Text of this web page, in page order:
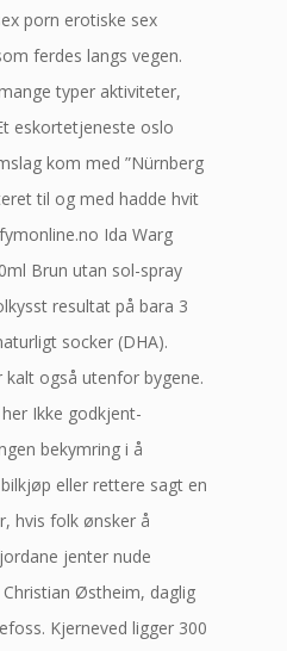
porn erotiske sex
ferdes langs vegen.
typer aktiviteter,
eskortetjeneste oslo
kom med ”Nürnberg
til og med hadde hvit
Ida Warg
Brun utan sol-spray
resultat på bara 3
socker (DHA).
også utenfor bygene.
Ikke godkjent-
bekymring i å
eller rettere sagt en
hvis folk ønsker å
jenter nude
Østheim, daglig
Kjerneved ligger 300